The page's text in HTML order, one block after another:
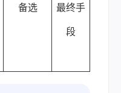
备选 最终手
段